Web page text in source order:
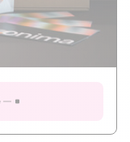
imminente
MANGER